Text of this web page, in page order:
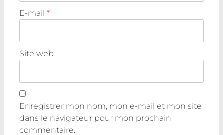
E-mail *
Site web
Enregistrer mon nom, mon e-mail et mon site
dans le navigateur pour mon prochain
commentaire.